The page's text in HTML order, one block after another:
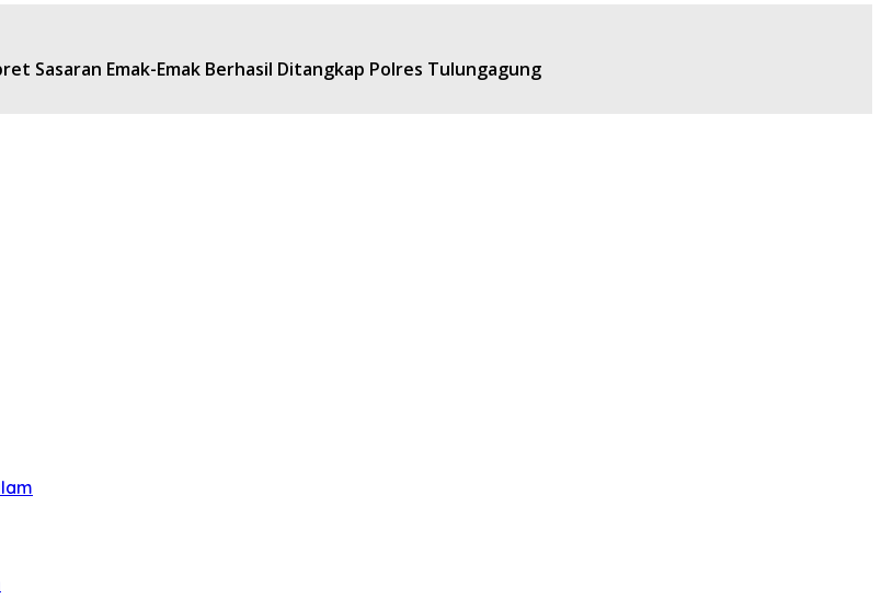
Sasaran Emak-Emak Berhasil Ditangkap Polres Tulungagung